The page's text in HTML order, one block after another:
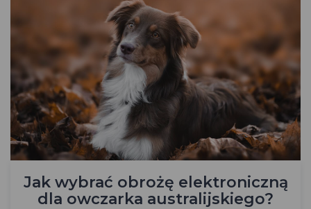
Jak wybrać obrożę elektroniczną
dla owczarka australijskiego?